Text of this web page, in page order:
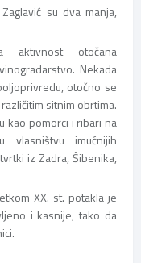
su dva manja,
aktivnost otočana
Nekada
otočno se
sitnim obrtima.
kao pomorci i ribari na
vlasništvu imućnijih
iz Zadra, Šibenika,
XX. st. potakla je
i kasnije, tako da